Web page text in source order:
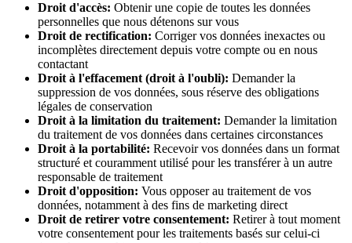
Droit d'accès: Obtenir une copie de toutes les données
personnelles que nous détenons sur vous
Droit de rectification: Corriger vos données inexactes ou
incomplètes directement depuis votre compte ou en nous
contactant
Droit à l'effacement (droit à l'oubli): Demander la
suppression de vos données, sous réserve des obligations
légales de conservation
Droit à la limitation du traitement: Demander la limitation
du traitement de vos données dans certaines circonstances
Droit à la portabilité: Recevoir vos données dans un format
structuré et couramment utilisé pour les transférer à un autre
responsable de traitement
Droit d'opposition: Vous opposer au traitement de vos
données, notamment à des fins de marketing direct
Droit de retirer votre consentement: Retirer à tout moment
votre consentement pour les traitements basés sur celui-ci